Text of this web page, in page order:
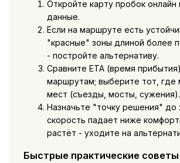
Откройте карту пробок онлайн
данные.
Если на маршруте есть
"красные" зоны длиной более
- постройте альтернативу.
Сравните ETA (время
маршрутам; выберите тот, где
мест (съезды, мосты, сужения).
Назначьте "точку решения" до
скорость падает ниже
растёт - уходите на
Быстрые практические советы